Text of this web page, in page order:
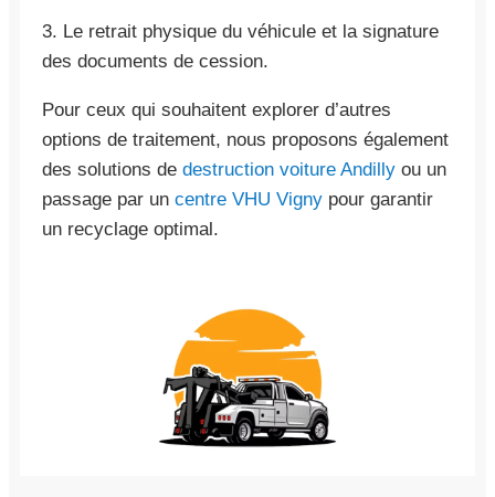
3. Le retrait physique du véhicule et la signature
des documents de cession.
Pour ceux qui souhaitent explorer d’autres
options de traitement, nous proposons également
des solutions de destruction voiture Andilly ou un
passage par un centre VHU Vigny pour garantir
un recyclage optimal.